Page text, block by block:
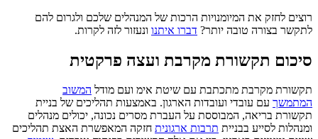
רוצים לחזק את המיומנויות הרכות של המנהלים שלכם ולגרום להם
לתקשר בצורה טובה יותר? דברו איתנו ונעזור לזה לקרות.
סיכום תקשורת מקרבת ועצה פרקטית
תקשורת מקרבת מתכתבת עם שיטת אימ ועם מודל המשוב
המתמשך עם עובדי ועובדות הארגון. באמצעות תהליכים של בניית
תקשורת בריאה, המבוססת על העברת מסרים נכונה, יכולים מנהלים
ומנהלות לסייע בבניית תרבות ארגונית חזקה המאפשרת האצת תהליכים